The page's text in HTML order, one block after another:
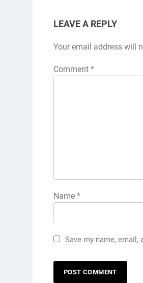
LEAVE A REPLY
Your email address will
Comment *
Name *
Save my name,